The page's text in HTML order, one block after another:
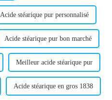
Acide stéarique pur personnalisé
Acide stéarique pur bon marché
Meilleur acide stéarique pur
Acide stéarique en gros 1838